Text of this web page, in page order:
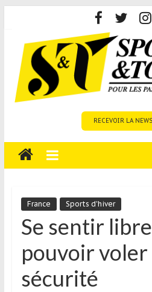
content
Tourisme
est
média
sur
tourisme
sportif
qui
RECEVOIR LA
France Sports d'hiver
Se sentir
pouvoir
sécurité